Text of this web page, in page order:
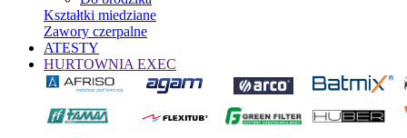
Kształtki miedziane
Zawory czerpalne
ATESTY
HURTOWNIA EXEC